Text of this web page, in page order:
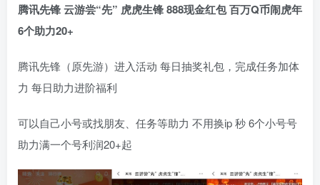
腾讯先锋 云游尝“先” 虎虎生锋 888现金红包 百万Q币闹虎年
6个助力20+
腾讯先锋（原先游）进入活动 每日抽奖礼包，完成任务加体
力 每日助力进阶福利
可以自己小号或找朋友、任务等助力 不用换ip 秒 6个小号号
助力满一个号利润20+起